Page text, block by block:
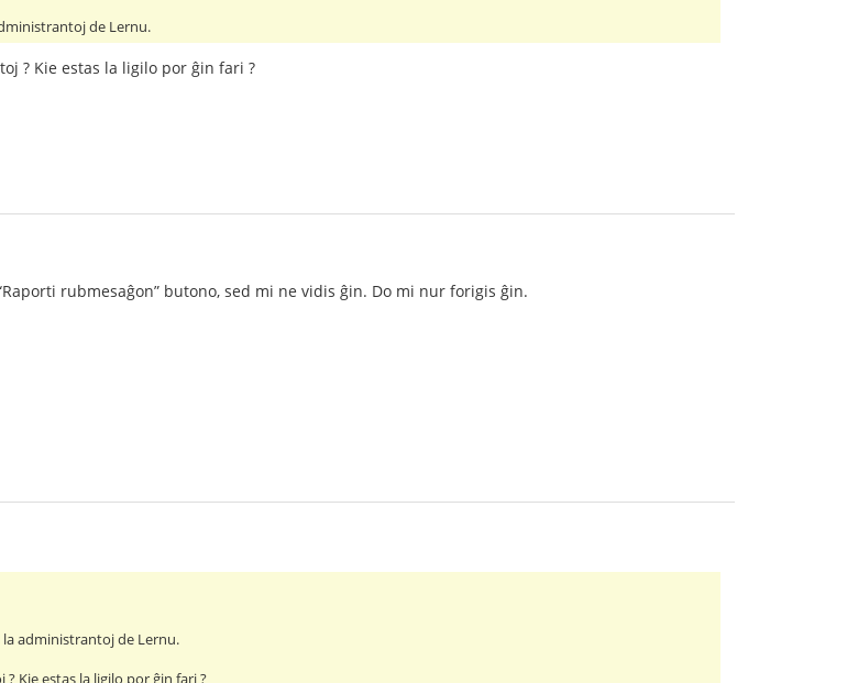
de Lernu.
? Kie estas la ligilo por ĝin fari ?
rubmesaĝon” butono, sed mi ne vidis ĝin. Do mi nur forigis ĝin.
administrantoj de Lernu.
Kie estas la ligilo por ĝin fari ?